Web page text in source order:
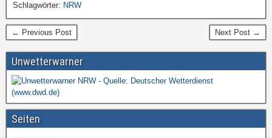
Schlagwörter: NRW
← Previous Post Next Post →
Unwetterwarner
Seiten